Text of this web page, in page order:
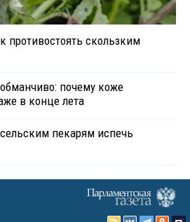
противостоять скользким
почему коже
в конце лета
пекарям испечь